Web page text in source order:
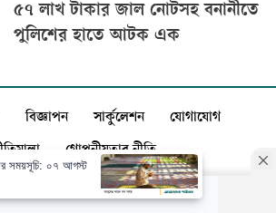
৫৭ লাখ টাকার জাল নোটসহ বনানীতে
পুলিশের হাতে আটক এক
বিজ্ঞাপন সার্কুলেশন যোগাযোগ
গোপনীয়তার নীতি
সময়সূচি: ০৭ আগস্ট